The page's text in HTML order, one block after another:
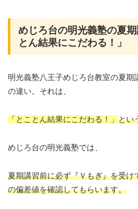
めじろ台の明光義塾の夏
とん結果にこだわる！」
明光義塾八王子めじろ台教室の夏期
の違い。それは、
「とことん結果にこだわる！」 とい
めじろ台の明光義塾では、
夏期講習前に必ず『Ｖもぎ』を受け
の偏差値を確認してもらいます。